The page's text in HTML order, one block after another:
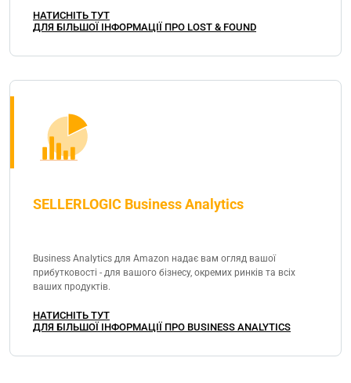
НАТИСНІТЬ ТУТ
ДЛЯ БІЛЬШОЇ ІНФОРМАЦІЇ ПРО LOST & FOUND
SELLERLOGIC Business Analytics
Business Analytics для Amazon надає вам огляд вашої
прибутковості - для вашого бізнесу, окремих ринків та всіх
ваших продуктів.
НАТИСНІТЬ ТУТ
ДЛЯ БІЛЬШОЇ ІНФОРМАЦІЇ ПРО BUSINESS ANALYTICS